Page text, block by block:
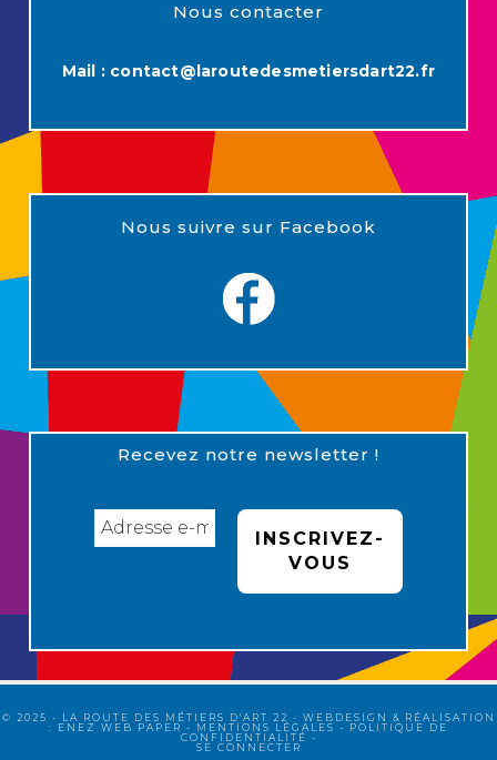
Nous contacter
Mail : contact@laroutedesmetiersdart22.fr
Nous suivre sur Facebook
Recevez notre newsletter !
© 2025 - LA ROUTE DES MÉTIERS D'ART 22 - WEBDESIGN & RÉALISATION
: ENEZ WEB PAPER - MENTIONS LÉGALES - POLITIQUE DE
CONFIDENTIALITÉ -
SE CONNECTER